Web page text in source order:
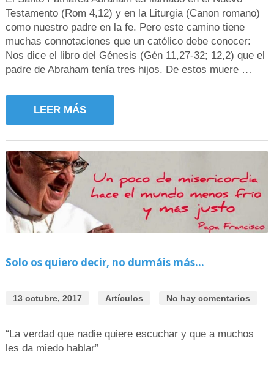
Testamento (Rom 4,12) y en la Liturgia (Canon romano)
como nuestro padre en la fe. Pero este camino tiene
muchas connotaciones que un católico debe conocer:
Nos dice el libro del Génesis (Gén 11,27-32; 12,2) que el
padre de Abraham tenía tres hijos. De estos muere …
LEER MÁS
Solo os quiero decir, no durmáis más…
13 octubre, 2017 Artículos No hay comentarios
“La verdad que nadie quiere escuchar y que a muchos
les da miedo hablar”